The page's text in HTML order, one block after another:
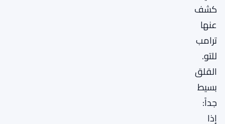
كشف
عنها
ترامب
للتو.
القلق
بسيط
جداً:
إذا